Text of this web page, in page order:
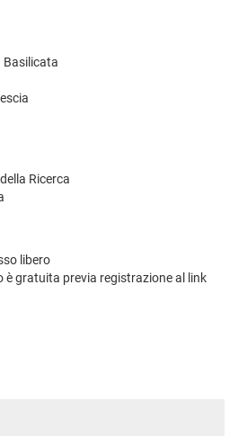
Basilicata
Ricerca
libero
è gratuita previa registrazione al link